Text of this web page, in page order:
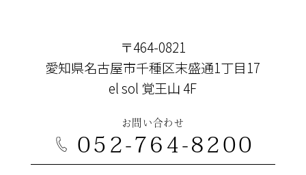
〒464-0821
愛知県名古屋市千種区末盛通1丁目17
el sol 覚王山 4F
お問い合わせ
052-764-8200